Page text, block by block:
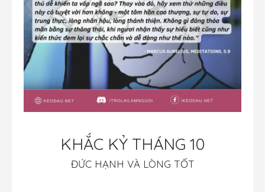
KHẮC KỶ THÁNG 10
ĐỨC HẠNH VÀ LÒNG TỐT